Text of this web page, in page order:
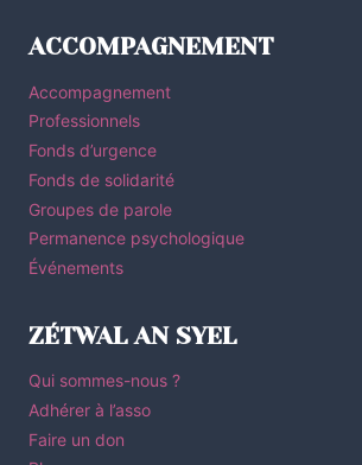
ACCOMPAGNEMENT
Accompagnement
Professionnels
Fonds d’urgence
Fonds de solidarité
Groupes de parole
Permanence psychologique
Événements
ZÉTWAL AN SYEL
Qui sommes-nous ?
Adhérer à l’asso
Faire un don